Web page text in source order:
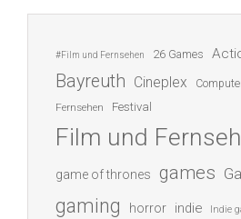
#Film und Fernsehen 26 Games
Bayreuth Cineplex
Fernsehen Festival
Film und
game of thrones games
gaming horror indie Indie